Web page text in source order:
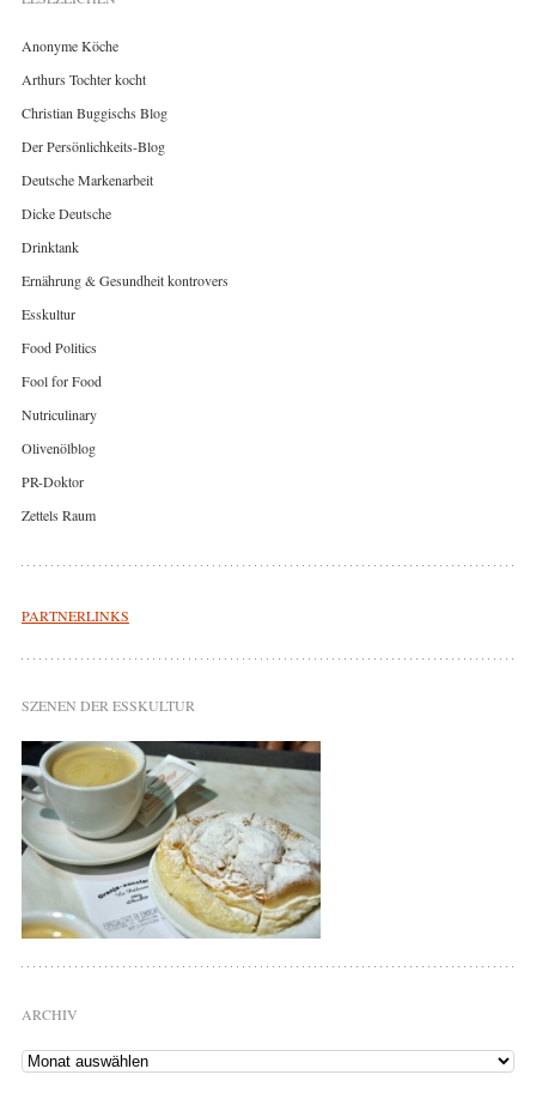
Anonyme Köche
Arthurs Tochter kocht
Christian Buggischs Blog
Der Persönlichkeits-Blog
Deutsche Markenarbeit
Dicke Deutsche
Drinktank
Ernährung & Gesundheit kontrovers
Esskultur
Food Politics
Fool for Food
Nutriculinary
Olivenölblog
PR-Doktor
Zettels Raum
PARTNERLINKS
SZENEN DER ESSKULTUR
ARCHIV
Archiv